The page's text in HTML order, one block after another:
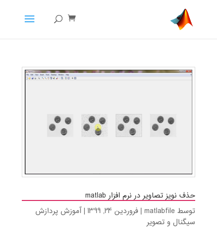
حذف نویز تصاویر در نرم افزار matlab
توسطmatlabfile
|فروردین 24, 1399 |آموزش پردازش
سیگنال و تصویر